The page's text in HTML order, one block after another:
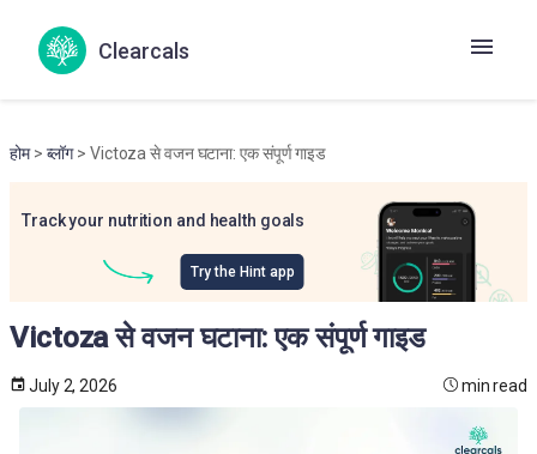
Clearcals
होम> ब्लॉग> Victoza से वजन घटाना: एक संपूर्ण गाइड
Track your nutrition and health goals
Try the Hint app
Victoza से वजन घटाना: एक संपूर्ण गाइड
July 2, 2026 min read